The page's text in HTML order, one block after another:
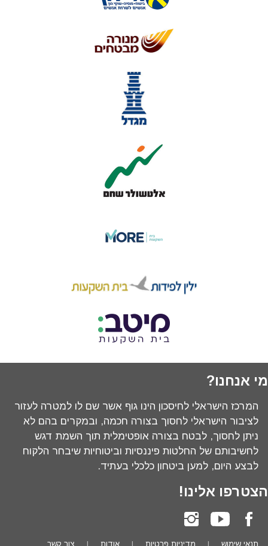
מי אנחנו?
המרכז הישראלי לחיסכון הינו גוף אשר שם לו למטרה לעזור
לציבור הישראלי לחסוך בצורה חכמה, ובמקרים בהם לא
ניתן לחסוך, לבטח בצורה אופטימלית תוך השמת דגש
לחשיבותם של החלטות פיננסיות וביטוחיות שיבחר הלקוח
לבצע היום, למען ביטחון כלכלי בעתיד.
הצטרפו אלינו!
תנאי שימוש מדיניות פרטיות אודות צור קשר